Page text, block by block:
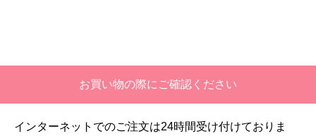
【注文からどのくらいで届きましたか？】
二週間ほどです。
【その他感想・コメント】
お買い物の際にご確認ください
インターネットでのご注文は24時間受け付けておりま